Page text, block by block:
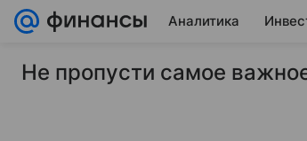
Аналитика
16 декабря 2025 Market Power
ЦБ изменил
Не пропусти самое